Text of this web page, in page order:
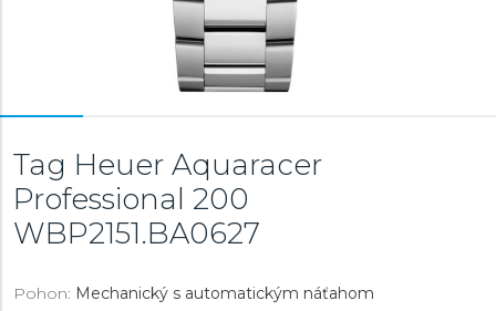
Tag Heuer Aquaracer
Professional 200
WBP2151.BA0627
Pohon: Mechanický s automatickým náťahom